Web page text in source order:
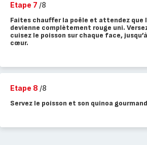
Etape 7 /8
Faites chauffer la poêle et attendez que
devienne complètement rouge uni.
cuisez le poisson sur chaque face,
cœur.
Etape 8 /8
Servez le poisson et son quinoa